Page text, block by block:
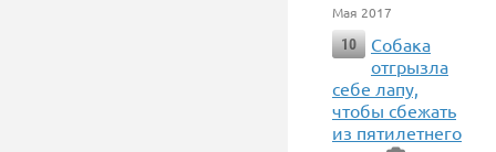
Мая 2017
10
Собака
отгрызла
себе лапу,
чтобы сбежать
из пятилетнего